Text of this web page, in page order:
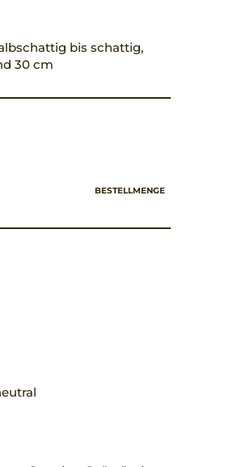
bis schattig,
30 cm
BESTELLMENGE